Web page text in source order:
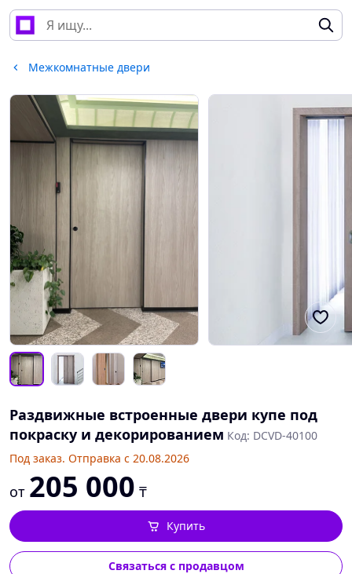
Межкомнатные двери
Раздвижные встроенные двери купе под
покраску и декорированием Код: DCVD-40100
Под заказ. Отправка с 20.08.2026
от 205 000 ₸
Купить
Связаться с продавцом